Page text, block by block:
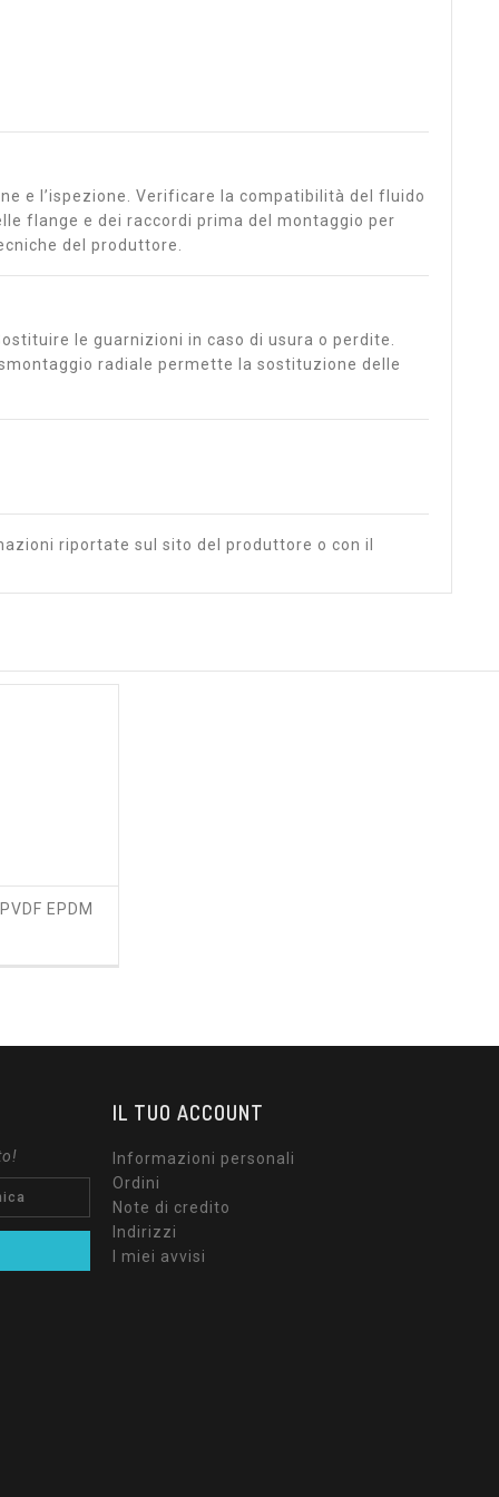
e l’ispezione. Verificare la compatibilità del fluido
flange e dei raccordi prima del montaggio per
del produttore.
le guarnizioni in caso di usura o perdite.
radiale permette la sostituzione delle
riportate sul sito del produttore o con il
EPDM
IL TUO ACCOUNT
Informazioni personali
Ordini
Note di credito
Indirizzi
I miei avvisi